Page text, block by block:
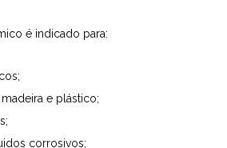
é indicado para:
e plástico;
corrosivos;